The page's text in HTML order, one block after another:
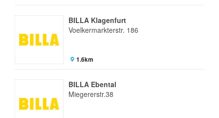
BILLA Klagenfurt
Voelkermarkterstr. 186
1.6km
BILLA Ebental
Miegererstr.38